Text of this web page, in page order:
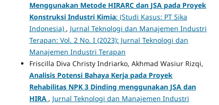
Menggunakan Metode HIRARC dan JSA pada Proyek
Konstruksi Industri Kimia: (Studi Kasus: PT Sika
Indonesia) , Jurnal Teknologi dan Manajemen Industri
Terapan: Vol. 2 No. I (2023): Jurnal Teknologi dan
Manajemen Industri Terapan
Friscilla Diva Christy Indriarko, Akhmad Wasiur Rizqi,
Analisis Potensi Bahaya Kerja pada Proyek
Rehabilitas NPK 3 Dinding menggunakan JSA dan
HIRA , Jurnal Teknologi dan Manajemen Industri